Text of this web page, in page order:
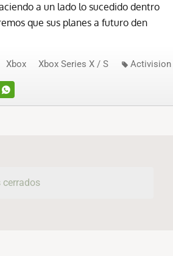
a un lado lo sucedido dentro
que sus planes a futuro den
Xbox Xbox Series X / S Activision
cerrados